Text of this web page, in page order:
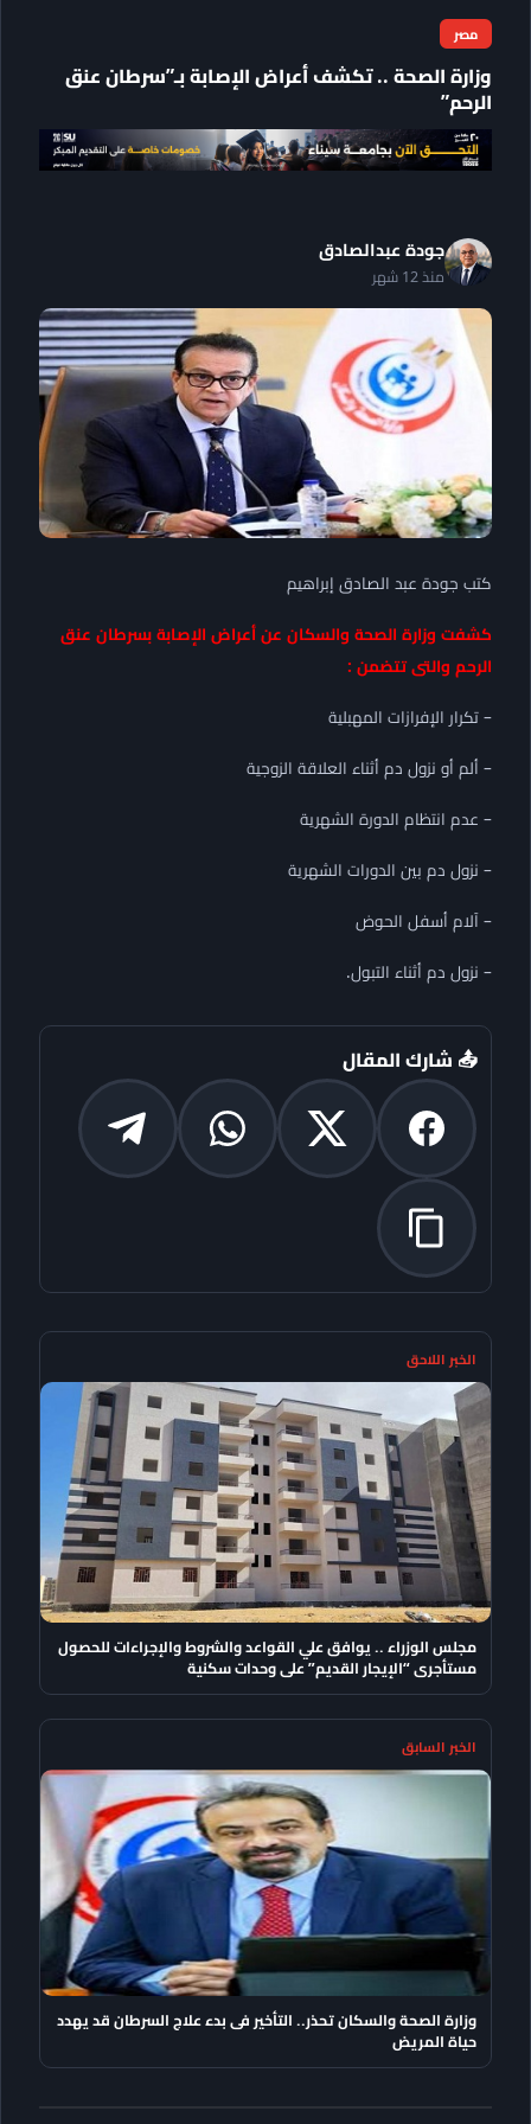
مصر
وزارة الصحة .. تكشف أعراض الإصابة بـ”سرطان عنق
الرحم”
جودة عبدالصادق
منذ 12 شهر
كتب جودة عبد الصادق إبراهيم
كشفت وزارة الصحة والسكان عن أعراض الإصابة بسرطان عنق
الرحم والتى تتضمن :
– تكرار الإفرازات المهبلية
– ألم أو نزول دم أثناء العلاقة الزوجية
– عدم انتظام الدورة الشهرية
– نزول دم بين الدورات الشهرية
– آلام أسفل الحوض
– نزول دم أثناء التبول.
📤 شارك المقال
الخبر اللاحق
مجلس الوزراء .. يوافق علي القواعد والشروط والإجراءات للحصول
مستأجرى “الإيجار القديم” على وحدات سكنية
الخبر السابق
وزارة الصحة والسكان تحذر.. التأخير فى بدء علاج السرطان قد يهدد
حياة المريض